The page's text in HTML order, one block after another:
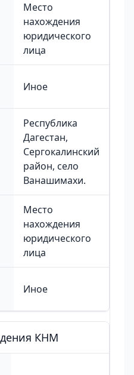
Место
нахождения
юридического
лица
Иное
Республика
Дагестан,
Сергокалинский
район, село
Ванашимахи.
Место
нахождения
юридического
лица
Иное
КНМ